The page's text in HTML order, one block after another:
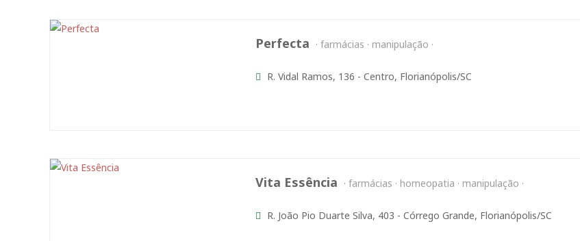
Perfecta farmácias manipulação
R. Vidal Ramos, 136 - Centro, Florianópolis/SC
Vita Essência farmácias homeopatia manipulação
R. João Pio Duarte Silva, 403 - Córrego Grande, Florianópolis/SC